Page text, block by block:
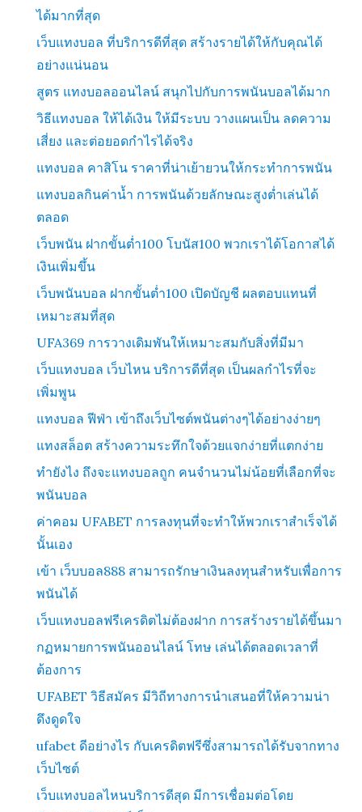
ได้มากที่สุด
เว็บแทงบอล ที่บริการดีที่สุด สร้างรายได้ให้กับคุณได้
อย่างแน่นอน
สูตร แทงบอลออนไลน์ สนุกไปกับการพนันบอลได้มาก
วิธีแทงบอล ให้ได้เงิน ให้มีระบบ วางแผนเป็น ลดความ
เสี่ยง และต่อยอดกำไรได้จริง
แทงบอล คาสิโน ราคาที่น่าเย้ายวนให้กระทำการพนัน
แทงบอลกินค่าน้ำ การพนันด้วยลักษณะสูงต่ำเล่นได้
ตลอด
เว็บพนัน ฝากขั้นต่ำ100 โบนัส100 พวกเราได้โอกาสได้
เงินเพิ่มขึ้น
เว็บพนันบอล ฝากขั้นต่ำ100 เปิดบัญชี ผลตอบแทนที่
เหมาะสมที่สุด
UFA369 การวางเดิมพันให้เหมาะสมกับสิ่งที่มีมา
เว็บแทงบอล เว็บไหน บริการดีที่สุด เป็นผลกำไรที่จะ
เพิ่มพูน
แทงบอล ฟีฟ่า เข้าถึงเว็บไซต์พนันต่างๆได้อย่างง่ายๆ
แทงสล็อต สร้างความระทึกใจด้วยแจกง่ายที่แตกง่าย
ทำยังไง ถึงจะแทงบอลถูก คนจำนวนไม่น้อยที่เลือกที่จะ
พนันบอล
ค่าคอม UFABET การลงทุนที่จะทำให้พวกเราสำเร็จได้
นั้นเอง
เข้า เว็บบอล888 สามารถรักษาเงินลงทุนสำหรับเพื่อการ
พนันได้
เว็บแทงบอลฟรีเครดิตไม่ต้องฝาก การสร้างรายได้ขึ้นมา
กฏหมายการพนันออนไลน์ โทษ เล่นได้ตลอดเวลาที่
ต้องการ
UFABET วิธีสมัคร มีวิถีทางการนำเสนอที่ให้ความน่า
ดึงดูดใจ
ufabet ดีอย่างไร กับเครดิตฟรีซึ่งสามารถได้รับจากทาง
เว็บไซต์
เว็บแทงบอลไหนบริการดีสุด มีการเชื่อมต่อโดย